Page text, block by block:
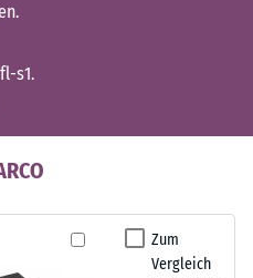
s1.
Zum
Vergleich